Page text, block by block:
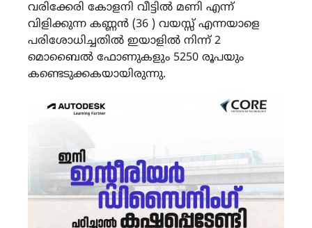
വരിക്കേരി കോളനി വീട്ടിൽ മണി എന്ന്
വിളിക്കുന്ന കണ്ണൻ (36 ) വയസ്സ് എന്നയാളെ
പരിശോധിച്ചതിൽ ഇയാളിൽ നിന്ന് 2
മൊബൈൽ ഫോണുകളും 5250 രൂപയും
കണ്ടെടുക്കകയായിരുന്നു.